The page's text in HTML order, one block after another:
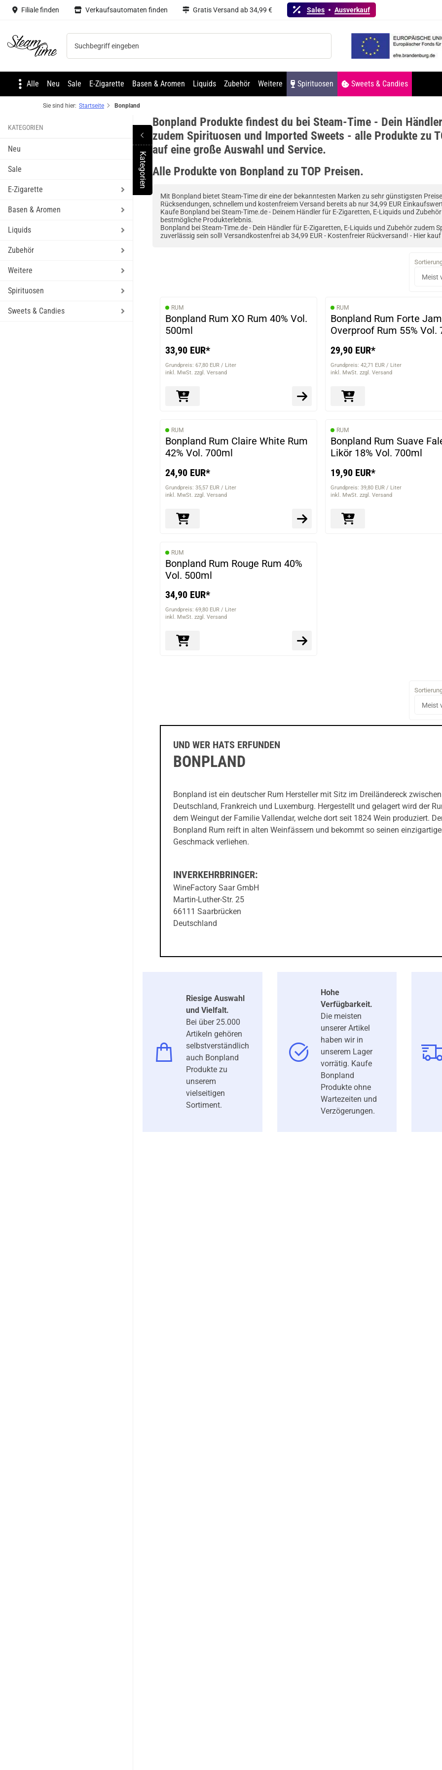
Filiale finden Verkaufsautomaten finden Gratis Versand ab 34,99 € Sales Ausverkauf
Steam time
Alle Neu Sale E-Zigarette Basen & Aromen Liquids Zubehör Weitere Spirituosen Sweets & Candies
Sie sind hier: Startseite Bonpland
KategorienToggle Menu
KATEGORIEN
Neu
Sale
E-Zigarette
Basen & Aromen
Liquids
Zubehör
Weitere
Spirituosen
Sweets & Candies
Bonpland Produkte findest du bei Steam-Time - Dein
zudem Spirituosen und Imported Sweets - alle Produkte zu
auf eine große Auswahl und Service.
Alle Produkte von Bonpland zu TOP Preisen.
Mit Bonpland bietet Steam-Time dir eine der bekanntesten Marken zu sehr günstigsten
Rücksendungen, schnellem und kostenfreiem Versand bereits ab nur 34,99 EUR
Kaufe Bonpland bei Steam-Time.de - Deinem Händler für E-Zigaretten, E-Liquids und
bestmögliche Produkterlebnis.
Bonpland bei Steam-Time.de - Dein Händler für E-Zigaretten, E-Liquids und Zubehör zudem
zuverlässig sein soll! Versandkostenfrei ab 34,99 EUR - Kostenfreier Rückversand! - Hier
RUM
Bonpland Rum XO Rum 40% Vol.
500ml
33,90 EUR*
Grundpreis: 67,80 EUR / Liter
inkl. MwSt. zzgl. Versand
RUM
Bonpland Rum Forte
Overproof Rum 55% Vol.
29,90 EUR*
Grundpreis: 42,71 EUR / Liter
inkl. MwSt. zzgl. Versand
RUM
Bonpland Rum Claire White Rum
42% Vol. 700ml
24,90 EUR*
Grundpreis: 35,57 EUR / Liter
inkl. MwSt. zzgl. Versand
RUM
Bonpland Rum Suave
Likör 18% Vol. 700ml
19,90 EUR*
Grundpreis: 39,80 EUR / Liter
inkl. MwSt. zzgl. Versand
RUM
Bonpland Rum Rouge Rum 40%
Vol. 500ml
34,90 EUR*
Grundpreis: 69,80 EUR / Liter
inkl. MwSt. zzgl. Versand
UND WER HATS ERFUNDEN
BONPLAND
Bonpland ist ein deutscher Rum Hersteller mit Sitz im Dreiländereck zwischen
Deutschland, Frankreich und Luxemburg. Hergestellt und gelagert wird der
dem Weingut der Familie Vallendar, welche dort seit 1824 Wein produziert.
Bonpland Rum reift in alten Weinfässern und bekommt so seinen
Geschmack verliehen.
INVERKEHRBRINGER:
WineFactory Saar GmbH
Martin-Luther-Str. 25
66111 Saarbrücken
Deutschland
Riesige Auswahl
und Vielfalt.
Bei über 25.000
Artikeln gehören
selbstverständlich
auch Bonpland
Produkte zu
unserem
vielseitigen
Sortiment.
Hohe
Verfügbarkeit.
Die meisten
unserer Artikel
haben wir in
unserem Lager
vorrätig. Kaufe
Bonpland
Produkte ohne
Wartezeiten und
Verzögerungen.